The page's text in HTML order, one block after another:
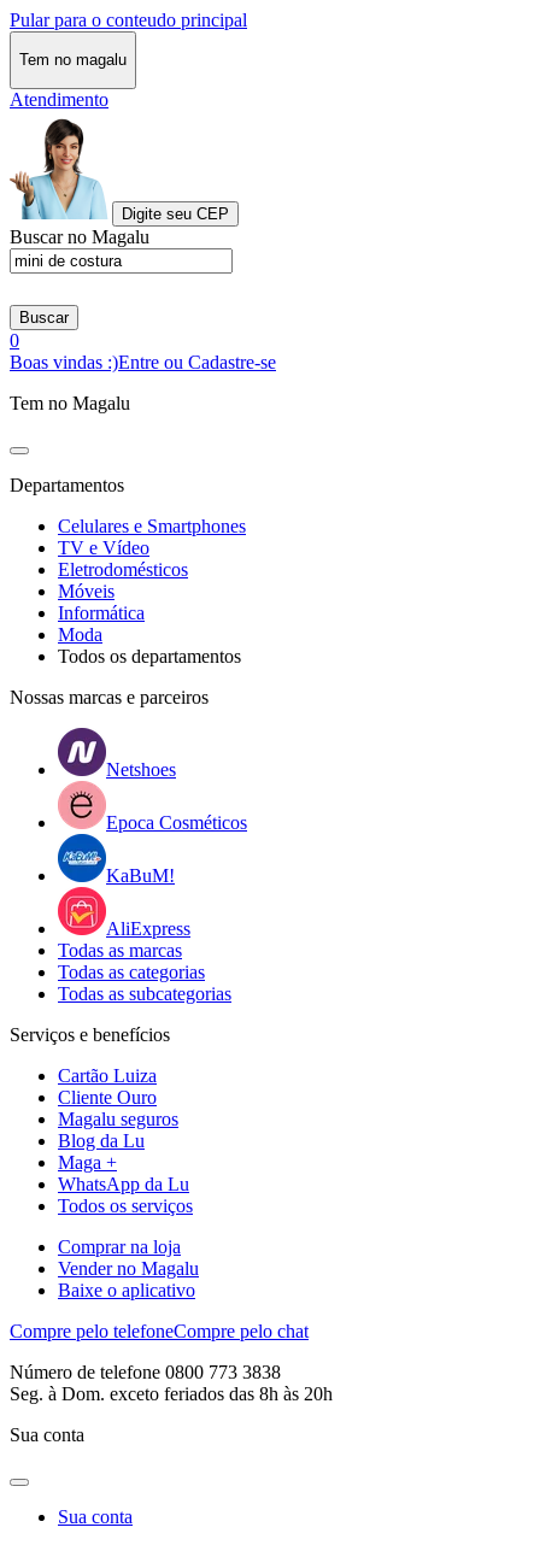
Pular para o conteudo principal
Tem no magalu
Atendimento
Digite seu CEP
Buscar no Magalu
Buscar
0
Boas vindas :)Entre ou Cadastre-se
Tem no Magalu
Departamentos
Celulares e Smartphones
TV e Vídeo
Eletrodomésticos
Móveis
Informática
Moda
Todos os departamentos
Nossas marcas e parceiros
Netshoes
Epoca Cosméticos
KaBuM!
AliExpress
Todas as marcas
Todas as categorias
Todas as subcategorias
Serviços e benefícios
Cartão Luiza
Cliente Ouro
Magalu seguros
Blog da Lu
Maga +
WhatsApp da Lu
Todos os serviços
Comprar na loja
Vender no Magalu
Baixe o aplicativo
Compre pelo telefoneCompre pelo chat
Número de telefone 0800 773 3838
Seg. à Dom. exceto feriados das 8h às 20h
Sua conta
Sua conta